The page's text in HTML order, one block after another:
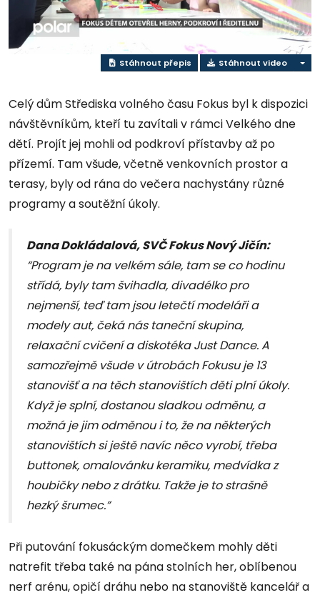
video
Stáhnout přepis Stáhnout video
Celý dům Střediska volného času Fokus byl k dispozici
návštěvníkům, kteří tu zavítali v rámci Velkého dne
dětí. Projít jej mohli od podkroví přístavby až po
přízemí. Tam všude, včetně venkovních prostor a
terasy, byly od rána do večera nachystány různé
programy a soutěžní úkoly.
Dana Dokládalová, SVČ Fokus Nový Jičín:
“Program je na velkém sále, tam se co hodinu
střídá, byly tam švihadla, divadélko pro
nejmenší, teď tam jsou letečtí modeláři a
modely aut, čeká nás taneční skupina,
relaxační cvičení a diskotéka Just Dance. A
samozřejmě všude v útrobách Fokusu je 13
stanovišť a na těch stanovištích děti plní úkoly.
Když je splní, dostanou sladkou odměnu, a
možná je jim odměnou i to, že na některých
stanovištích si ještě navíc něco vyrobí, třeba
buttonek, omalovánku keramiku, medvídka z
houbičky nebo z drátku. Takže je to strašně
hezký šrumec.”
Při putování fokusáckým domečkem mohly děti
natrefit třeba také na pána stolních her, oblíbenou
nerf arénu, opičí dráhu nebo na stanoviště kancelář a